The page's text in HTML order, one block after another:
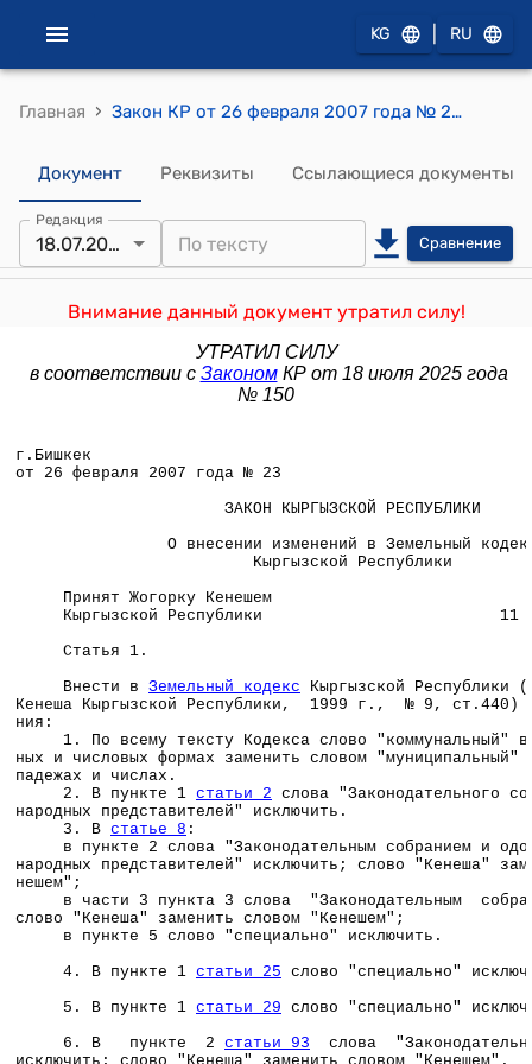
KG RU
Главная › Закон КР от 26 февраля 2007 года № 23 "О внесении изменений в Земельный кодекс Кыргызской Республики"
Документ Реквизиты Ссылающиеся документы
Редакция
18.07.2025 Сравнение
Внимание данный документ утратил силу!